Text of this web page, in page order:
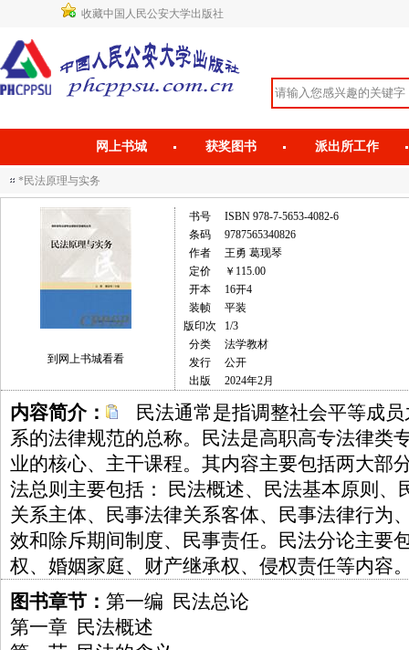
收藏中国人民公安大学出版社
网上书城 获奖图书 派出所工作
*民法原理与实务
到网上书城看看
书号
ISBN 978-7-5653-4082-6
条码
9787565340826
作者
王勇 葛现琴
定价
￥115.00
开本
16开4
装帧
平装
版印次
1/3
分类
法学教材
发行
公开
出版
2024年2月
内容简介：
民法通常是指调整社会平等成
系的法律规范的总称。民法是高职高专法律类
业的核心、主干课程。其内容主要包括两大部
法总则主要包括： 民法概述、民法基本原则、
关系主体、民事法律关系客体、民事法律行为
效和除斥期间制度、民事责任。民法分论主要
权、婚姻家庭、财产继承权、侵权责任等内容
图书章节： 第一编 民法总论
第一章 民法概述